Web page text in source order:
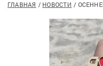
ГЛАВНАЯ НОВОСТИ